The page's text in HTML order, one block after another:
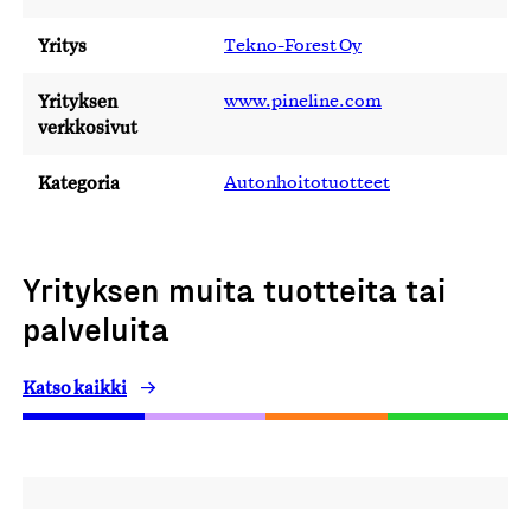
Yritys Tekno-Forest Oy
Yrityksen
verkkosivut
www.pineline.com
Kategoria Autonhoitotuotteet
Yrityksen muita tuotteita tai
palveluita
Katso kaikki